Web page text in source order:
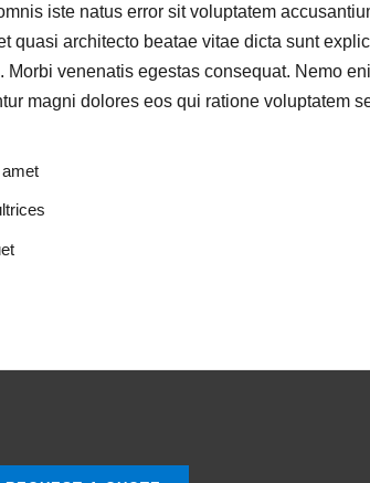
iste natus error sit voluptatem
quasi architecto beatae vitae dicta sunt
Morbi venenatis egestas consequat. Nemo
magni dolores eos qui ratione voluptatem